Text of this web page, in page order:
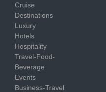
Cruise
Destinations
Luxury
Hotels
Hospitality
Travel-Food-
Beverage
Events
Business-Travel